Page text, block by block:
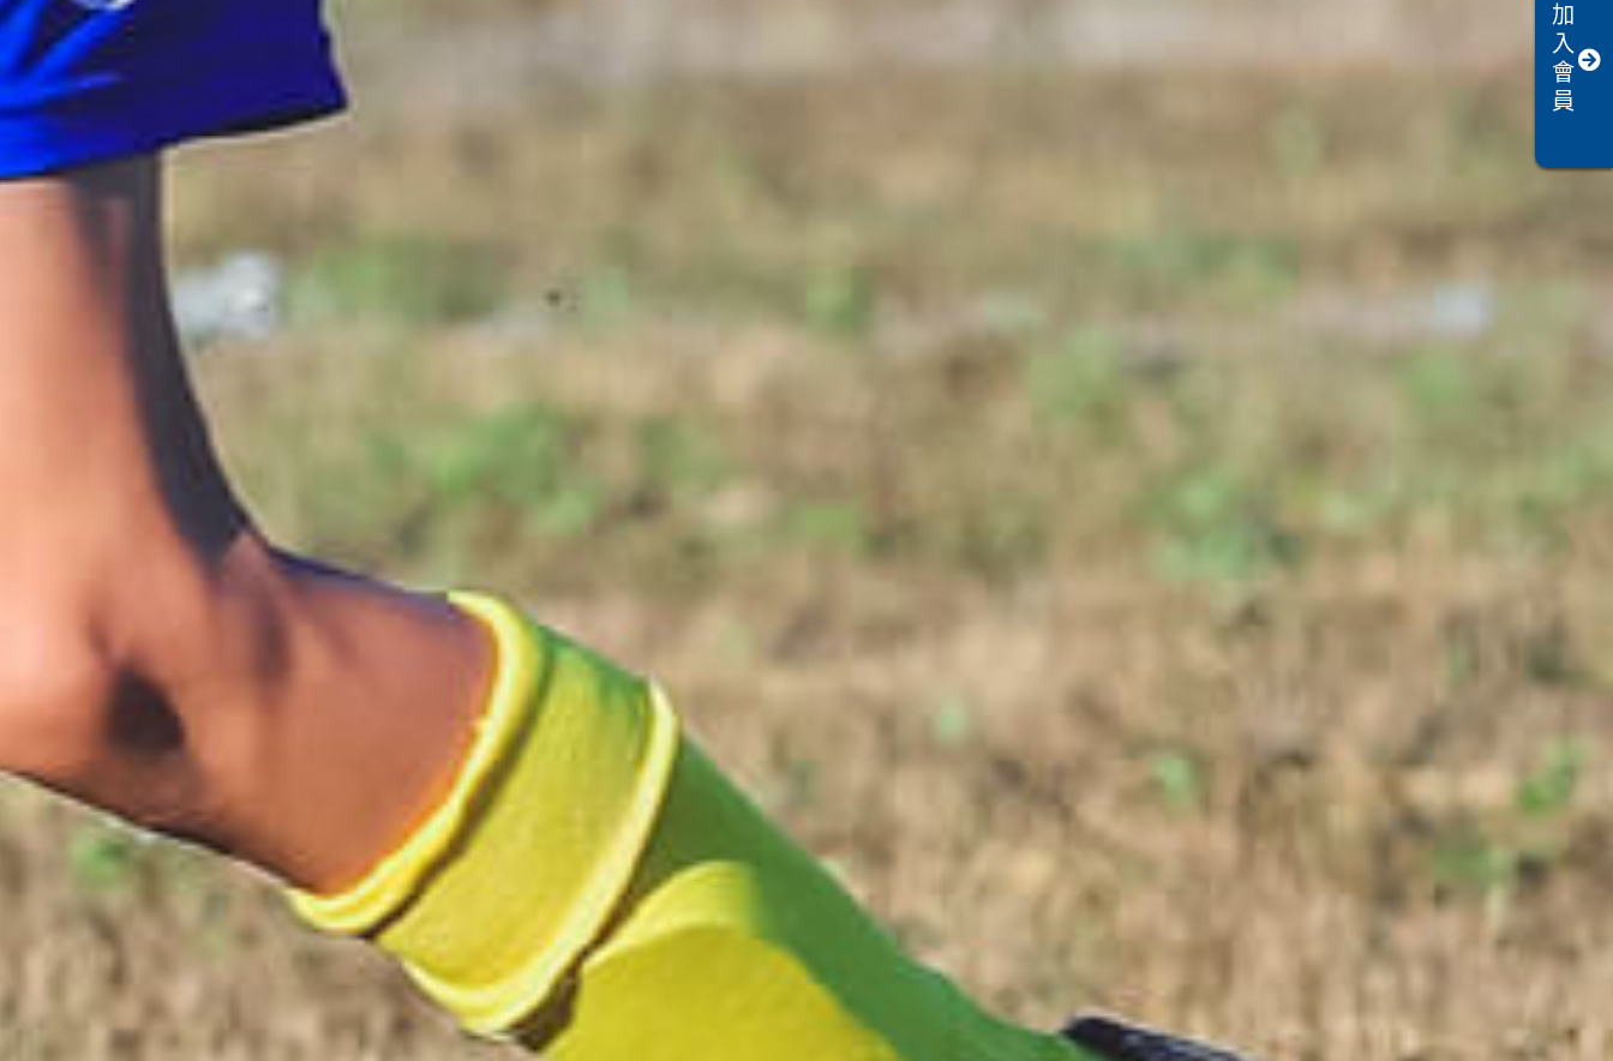
加
入
會
員